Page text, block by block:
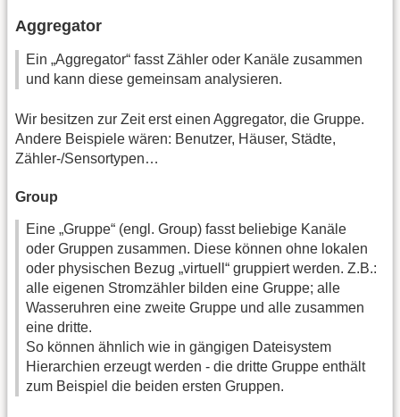
Aggregator
Ein „Aggregator“ fasst Zähler oder Kanäle zusammen
und kann diese gemeinsam analysieren.
Wir besitzen zur Zeit erst einen Aggregator, die Gruppe.
Andere Beispiele wären: Benutzer, Häuser, Städte,
Zähler-/Sensortypen…
Group
Eine „Gruppe“ (engl. Group) fasst beliebige Kanäle
oder Gruppen zusammen. Diese können ohne lokalen
oder physischen Bezug „virtuell“ gruppiert werden. Z.B.:
alle eigenen Stromzähler bilden eine Gruppe; alle
Wasseruhren eine zweite Gruppe und alle zusammen
eine dritte.
So können ähnlich wie in gängigen Dateisystem
Hierarchien erzeugt werden - die dritte Gruppe enthält
zum Beispiel die beiden ersten Gruppen.